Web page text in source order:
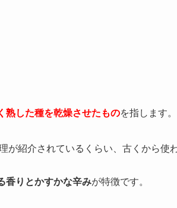
熟した種を乾燥させたものを指します。
が紹介されているくらい、古くから使
香りとかすかな辛みが特徴です。